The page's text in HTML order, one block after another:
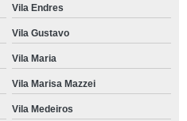
Vila Endres
Vila Gustavo
Vila Maria
Vila Marisa Mazzei
Vila Medeiros